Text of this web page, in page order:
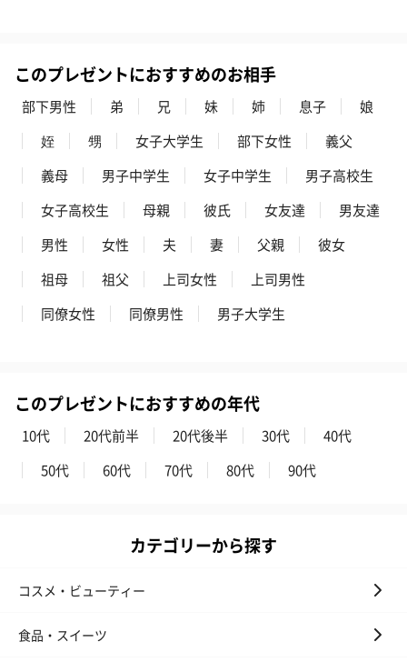
このプレゼントにおすすめのお相手
部下男性 弟 兄 妹 姉 息子
娘
姪
甥 女子大学生 部下女性
義父
義母
男子中学生 女子中学生
男子高校生
女子高校生
母親 彼氏 女友達
男友達
男性
女性 夫 妻 父親
彼女
祖母
祖父 上司女性
上司男性
同僚女性
同僚男性 男子大学生
このプレゼントにおすすめの年代
10代 20代前半 20代後半 30代
40代
50代
60代 70代 80代 90代
カテゴリーから探す
コスメ・ビューティー
食品・スイーツ